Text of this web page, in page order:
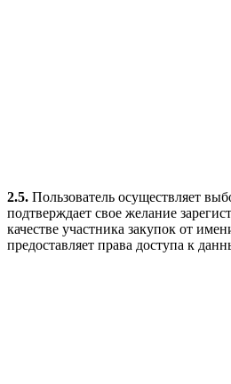
2.5. Пользователь осуществляет
подтверждает свое желание
качестве участника закупок от
предоставляет права доступа к